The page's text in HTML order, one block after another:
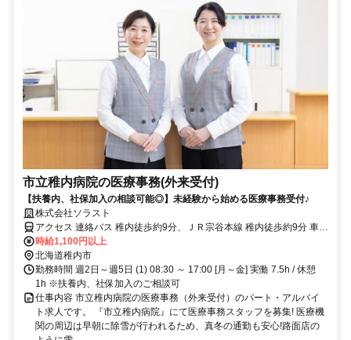
市立稚内病院の医療事務(外来受付)
【扶養内、社保加入の相談可能◎】未経験から始める医療事務受付♪
株式会社ソラスト
アクセス 連絡バス 稚内徒歩約9分、ＪＲ宗谷本線 稚内徒歩約9分 車通
勤可
時給1,100円以上
北海道稚内市
勤務時間 週2日～週5日 (1) 08:30 ～ 17:00 [月～金] 実働 7.5h / 休憩
1h ※扶養内、社保加入のご相談可
仕事内容 市立稚内病院の医療事務（外来受付）のパート・アルバイ
ト求人です。 『市立稚内病院』にて医療事務スタッフを募集! 医療機
関の周辺は早朝に除雪が行われるため、真冬の通勤も安心!路面店の